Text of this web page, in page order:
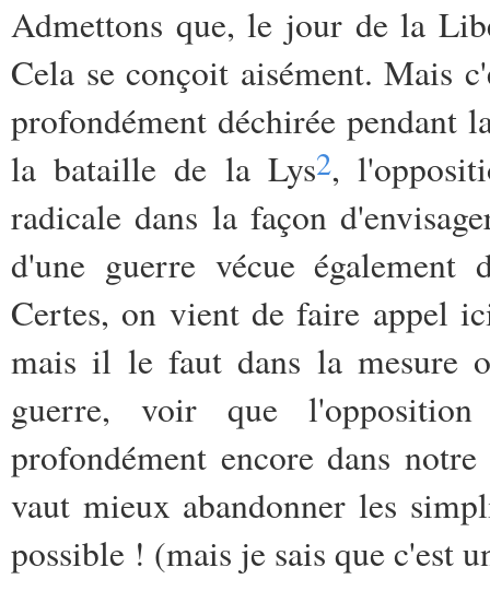
Admettons que, le jour de la
Cela se conçoit aisément. Mais
profondément déchirée pendant
la bataille de la Lys2,
radicale dans la façon
d'une guerre vécue
Certes, on vient de faire appel
mais il le faut dans la mesure
guerre, voir que l'opposition
profondément encore dans
vaut mieux abandonner les
possible ! (mais je sais que c'est